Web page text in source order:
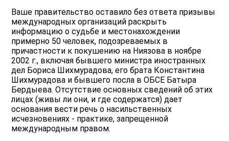
Ваше правительство оставило без ответа призывы
международных организаций раскрыть
информацию о судьбе и местонахождении
примерно 50 человек, подозреваемых в
причастности к покушению на Ниязова в ноябре
2002 г., включая бывшего министра иностранных
дел Бориса Шихмурадова, его брата Константина
Шихмурадова и бывшего посла в ОБСЕ Батыра
Бердыева. Отсутствие основных сведений об этих
лицах (живы ли они, и где содержатся) дает
основания вести речь о насильственных
исчезновениях - практике, запрещенной
международным правом.